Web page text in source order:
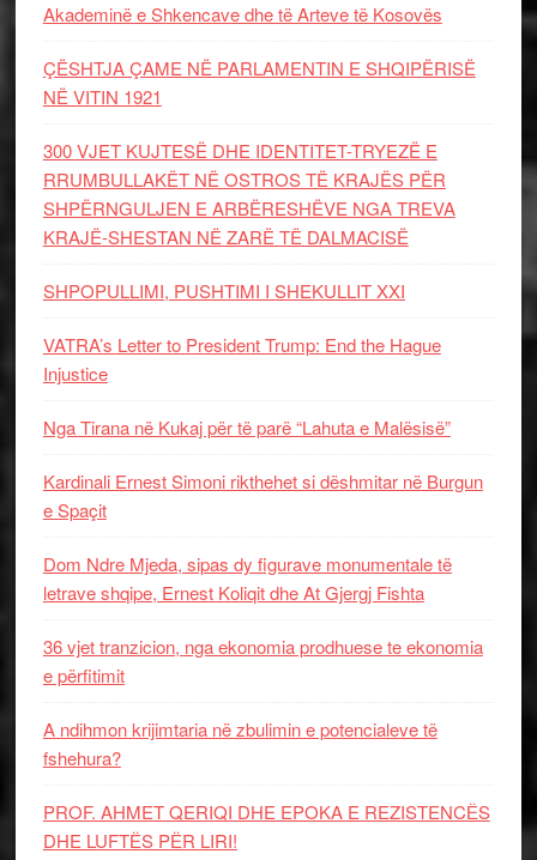
Akademinë e Shkencave dhe të Arteve të Kosovës
ÇËSHTJA ÇAME NË PARLAMENTIN E SHQIPËRISË
NË VITIN 1921
300 VJET KUJTESË DHE IDENTITET-TRYEZË E
RRUMBULLAKËT NË OSTROS TË KRAJËS PËR
SHPËRNGULJEN E ARBËRESHËVE NGA TREVA
KRAJË-SHESTAN NË ZARË TË DALMACISË
SHPOPULLIMI, PUSHTIMI I SHEKULLIT XXI
VATRA’s Letter to President Trump: End the Hague
Injustice
Nga Tirana në Kukaj për të parë “Lahuta e Malësisë”
Kardinali Ernest Simoni rikthehet si dëshmitar në Burgun
e Spaçit
Dom Ndre Mjeda, sipas dy figurave monumentale të
letrave shqipe, Ernest Koliqit dhe At Gjergj Fishta
36 vjet tranzicion, nga ekonomia prodhuese te ekonomia
e përfitimit
A ndihmon krijimtaria në zbulimin e potencialeve të
fshehura?
PROF. AHMET QERIQI DHE EPOKA E REZISTENCЁS
DHE LUFTЁS PЁR LIRI!